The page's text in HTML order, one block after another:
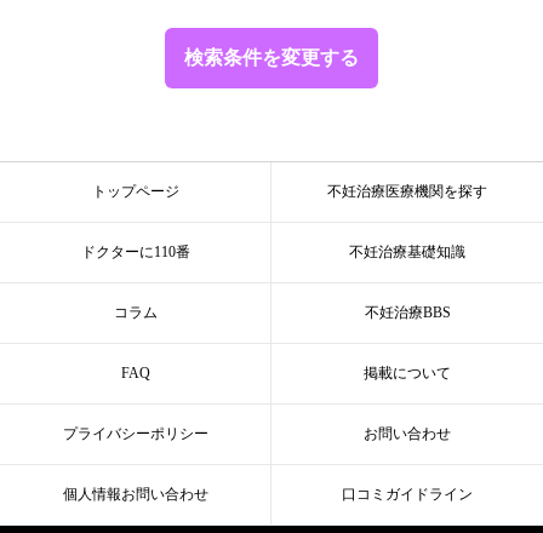
検索条件を変更する
トップページ 不妊治療医療機関を探す
ドクターに110番 不妊治療基礎知識
コラム 不妊治療BBS
FAQ 掲載について
プライバシーポリシー お問い合わせ
個人情報お問い合わせ 口コミガイドライン